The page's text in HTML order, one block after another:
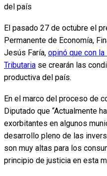
del país
El pasado 27 de octubre el
Permanente de Economía,
Jesús Faría, opinó que con
Tributaria se crearán las
productiva del país.
En el marco del proceso de
Diputado que “Actualmente
exorbitantes en algunos
desarrollo pleno de las
son muy altas para los
principio de justicia en esta